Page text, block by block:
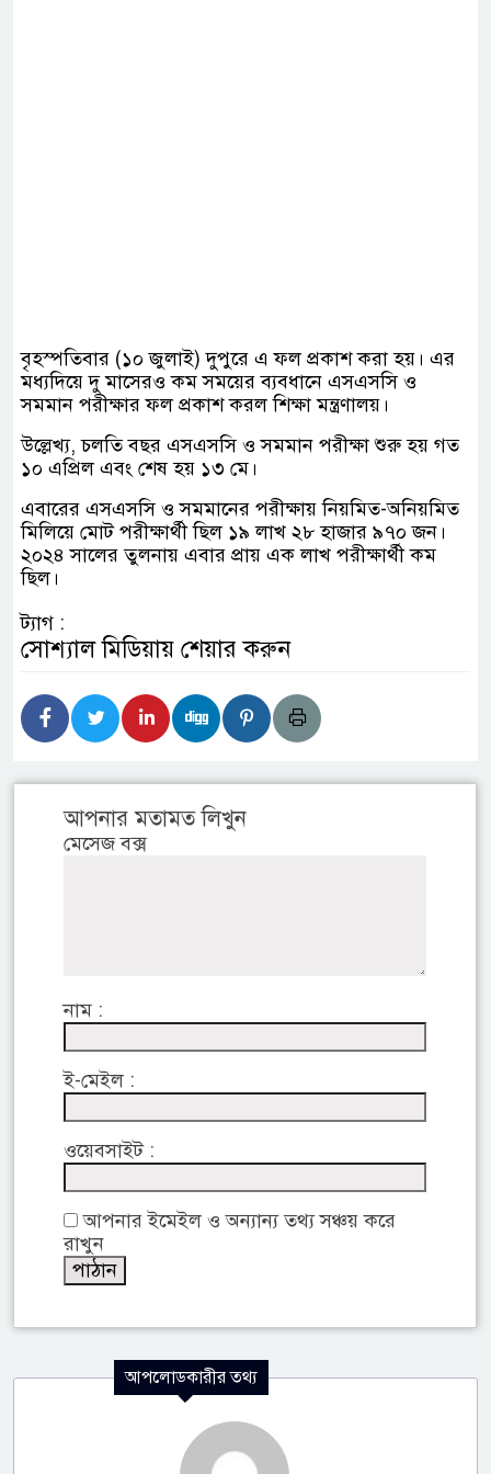
বৃহস্পতিবার (১০ জুলাই) দুপুরে এ ফল প্রকাশ করা হয়। এর
মধ্যদিয়ে দু মাসেরও কম সময়ের ব্যবধানে এসএসসি ও
সমমান পরীক্ষার ফল প্রকাশ করল শিক্ষা মন্ত্রণালয়।
উল্লেখ্য, চলতি বছর এসএসসি ও সমমান পরীক্ষা শুরু হয় গত
১০ এপ্রিল এবং শেষ হয় ১৩ মে।
এবারের এসএসসি ও সমমানের পরীক্ষায় নিয়মিত-অনিয়মিত
মিলিয়ে মোট পরীক্ষার্থী ছিল ১৯ লাখ ২৮ হাজার ৯৭০ জন।
২০২৪ সালের তুলনায় এবার প্রায় এক লাখ পরীক্ষার্থী কম
ছিল।
ট্যাগ :
সোশ্যাল মিডিয়ায় শেয়ার করুন
আপনার মতামত লিখুন
মেসেজ বক্স
নাম :
ই-মেইল :
ওয়েবসাইট :
আপনার ইমেইল ও অন্যান্য তথ্য সঞ্চয় করে
রাখুন
আপলোডকারীর তথ্য